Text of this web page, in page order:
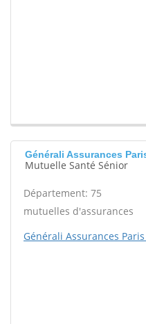
Générali Assurances
Mutuelle Santé Sénior
Département: 75
mutuelles d'assurances
Générali Assurances